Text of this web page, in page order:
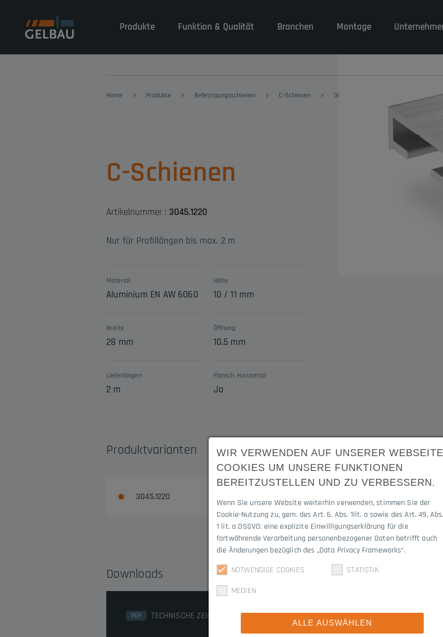
Produkte Funktion & Qualität Branchen Montage
Home Produkte Befestigungsschienen C-Schienen 3045.1220
C-Schienen
Artikelnummer : 3045.1220
Nur für Profillängen bis max. 2 m
Material
Aluminium EN AW 6060
Höhe
10 / 11 mm
Breite
28 mm
Öffnung
10,5 mm
Lieferlängen
2 m
Flansch Horizontal
Ja
Produktvarianten
3045.1220
Downloads
PDF TECHNISCHE ZEICHNUNG 112/A8
WIR VERWENDEN AUF UNSERER WEBSEITE
COOKIES UM UNSERE FUNKTIONEN
BEREITZUSTELLEN UND ZU VERBESSERN.
Wenn Sie unsere Website weiterhin verwenden, stimmen Sie der
Cookie-Nutzung zu, gem. des Art. 6, Abs. 1lit. a sowie des Art. 49,
1 lit. a DSGVO: eine explizite Einwilligungserklärung für die
fortwährende Verarbeitung personenbezogener Daten betrifft auch
die Änderungen bezüglich des „Data Privacy Frameworks“.
NOTWENDIGE COOKIES
STATISTIK
MEDIEN
ALLE AUSWÄHLEN